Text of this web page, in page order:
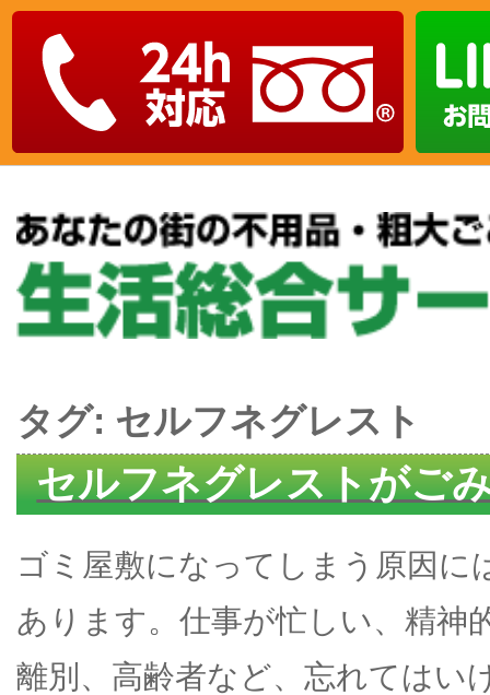
タグ: セルフネグレスト
セルフネグレストがご
ゴミ屋敷になってしまう原因に
あります。仕事が忙しい、精神
離別、高齢者など、忘れてはい